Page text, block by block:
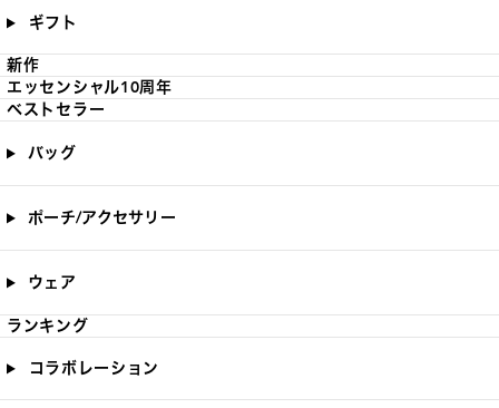
ギフト
新作
エッセンシャル10周年
ベストセラー
バッグ
ポーチ/アクセサリー
ウェア
ランキング
コラボレーション